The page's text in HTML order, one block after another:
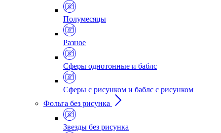
Полумесяцы
Разное
Сферы однотонные и баблс
Сферы с рисунком и баблс с рисунком
Фольга без рисунка
Звезды без рисунка